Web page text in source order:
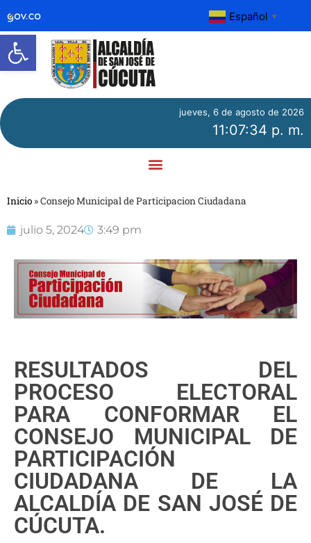
Abrir barra de herramientas
Español ▼
jueves, 6 de agosto de 2026
11:07:34 p. m.
Inicio »Consejo Municipal de Participacion Ciudadana
julio 5, 2024 3:49 pm
RESULTADOS DEL
PROCESO ELECTORAL
PARA CONFORMAR EL
CONSEJO MUNICIPAL DE
PARTICIPACIÓN
CIUDADANA DE LA
ALCALDÍA DE SAN JOSÉ DE
CÚCUTA.